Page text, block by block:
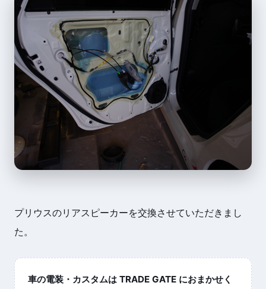
プリウスのリアスピーカーを交換させていただきまし
た。
車の電装・カスタムは TRADE GATE におまかせく